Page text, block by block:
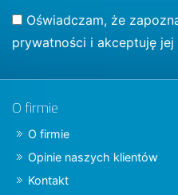
Oświadczam, że
prywatności i akceptuję jej
O firmie
O firmie
Opinie naszych klientów
Kontakt